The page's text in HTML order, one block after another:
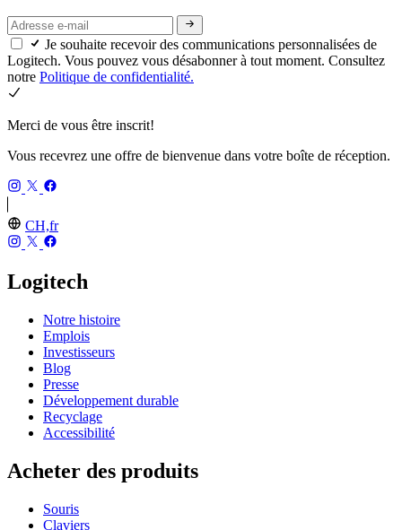
Je souhaite recevoir des communications personnalisées de
Logitech. Vous pouvez vous désabonner à tout moment. Consultez
notre Politique de confidentialité.
Merci de vous être inscrit!
Vous recevrez une offre de bienvenue dans votre boîte de réception.
CH,fr
Logitech
Notre histoire
Emplois
Investisseurs
Blog
Presse
Développement durable
Recyclage
Accessibilité
Acheter des produits
Souris
Claviers